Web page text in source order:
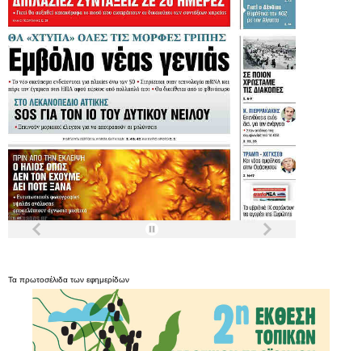
Τα πρωτοσέλιδα των εφημερίδων